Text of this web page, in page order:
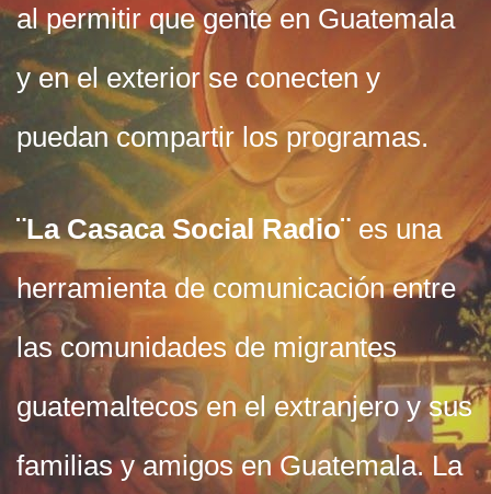
al permitir que gente en Guatemala
y en el exterior se conecten y
puedan compartir los programas.
¨La Casaca Social Radio¨ es una
herramienta de comunicación entre
las comunidades de migrantes
guatemaltecos en el extranjero y sus
familias y amigos en Guatemala. La